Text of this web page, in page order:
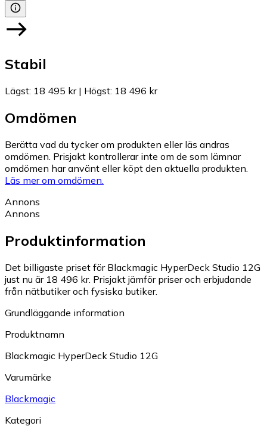
Stabil
Lägst: 18 495 kr| Högst: 18 496 kr
Omdömen
Berätta vad du tycker om produkten eller läs andras
omdömen. Prisjakt kontrollerar inte om de som lämnar
omdömen har använt eller köpt den aktuella produkten.
Läs mer om omdömen.
Annons
Annons
Produktinformation
Det billigaste priset för Blackmagic HyperDeck Studio 12G
just nu är 18 496 kr. Prisjakt jämför priser och erbjudande
från nätbutiker och fysiska butiker.
Grundläggande information
Produktnamn
Blackmagic HyperDeck Studio 12G
Varumärke
Blackmagic
Kategori